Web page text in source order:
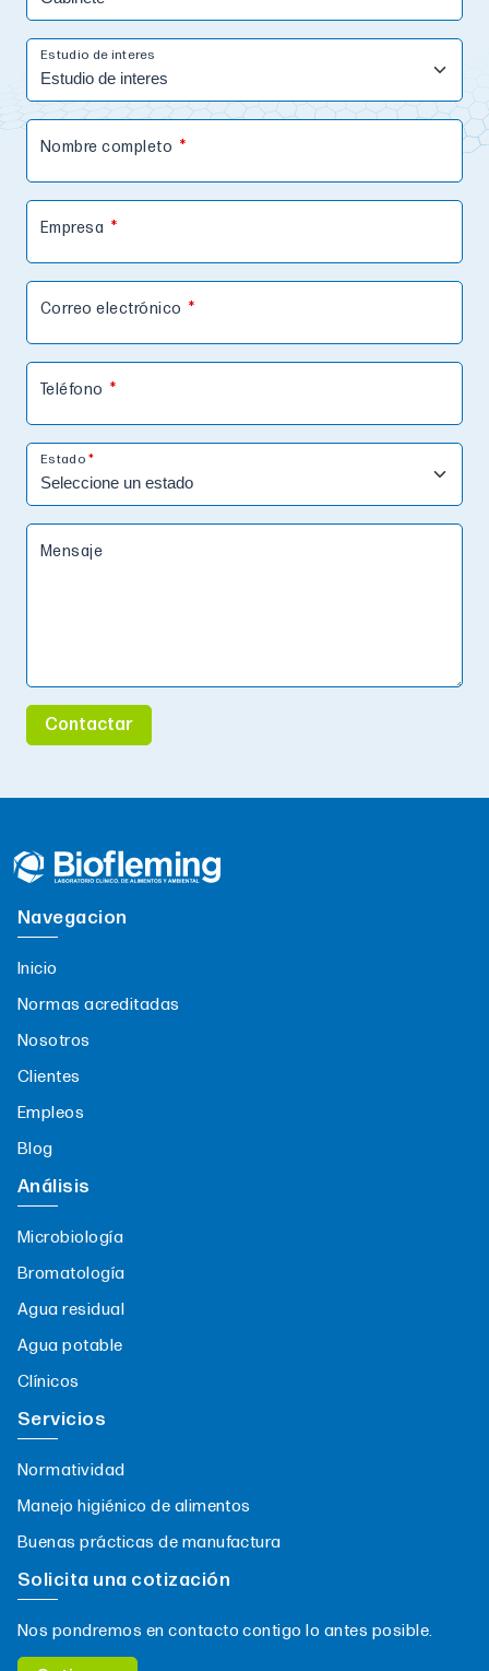
Estudio de interes
Nombre completo
Empresa
Correo electrónico
Teléfono
Estado
Mensaje
Contactar
Navegacion
Inicio
Normas acreditadas
Nosotros
Clientes
Empleos
Blog
Análisis
Microbiología
Bromatología
Agua residual
Agua potable
Clínicos
Servicios
Normatividad
Manejo higiénico de alimentos
Buenas prácticas de manufactura
Solicita una cotización
Nos pondremos en contacto contigo lo antes posible.